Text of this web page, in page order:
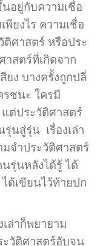
นอยู่กับความเชื่อ
ยงไร ความเชื่อ
ติศาสตร์ หรือประ
าสตร์ที่เกิดจาก
ยง บางครั้งถูกปลี่
รชนะ ใครมี
ต่ประวัติศาสตร์
รุ่นสู่รุ่น เรื่องเล่า
มจำประวัติศาสตร์
นรุ่นหลังได้รู้ ได้
ด้เขียนไว้ท้ายปก
าก็พยายาม
วัติศาสตร์อับจน